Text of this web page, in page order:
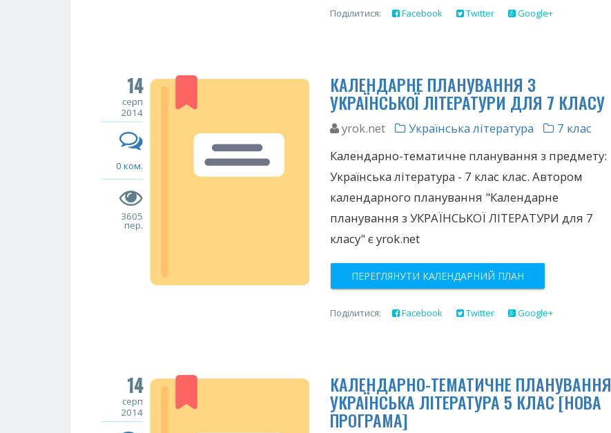
Поділитися: Facebook Twitter Google+
14
серп
2014
0 ком.
3605
пер.
КАЛЕНДАРНЕ ПЛАНУВАННЯ З
УКРАЇНСЬКОЇ ЛІТЕРАТУРИ ДЛЯ 7 КЛАСУ
yrok.net Українська література
7 клас
Календарно-тематичне планування з предмету:
Українська література - 7 клас клас. Автором
календарного планування "Календарне
планування з УКРАЇНСЬКОЇ ЛІТЕРАТУРИ для 7
класу" є yrok.net
ПЕРЕГЛЯНУТИ КАЛЕНДАРНИЙ ПЛАН
Поділитися: Facebook Twitter Google+
14
серп
2014
КАЛЕНДАРНО-ТЕМАТИЧНЕ ПЛАНУВАННЯ
УКРАЇНСЬКА ЛІТЕРАТУРА 5 КЛАС [НОВА
ПРОГРАМА]